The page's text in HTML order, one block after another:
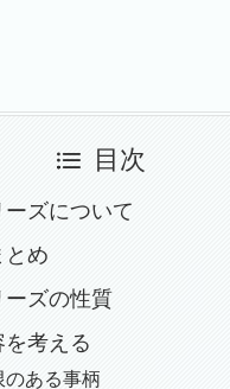
目次
ーズについて
とめ
ーズの性質
考える
のある事柄